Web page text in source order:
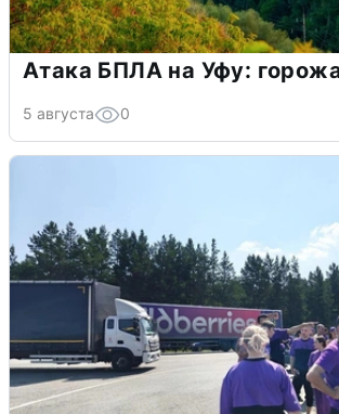
Атака БПЛА на Уфу:
5 августа 0